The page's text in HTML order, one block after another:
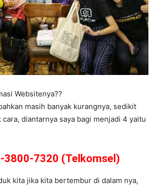
Websitenya??
masih banyak kurangnya, sedikit
diantarnya saya bagi menjadi 4 yaitu
3800-7320 (Telkomsel)
kita jika kita bertembur di dalam nya,